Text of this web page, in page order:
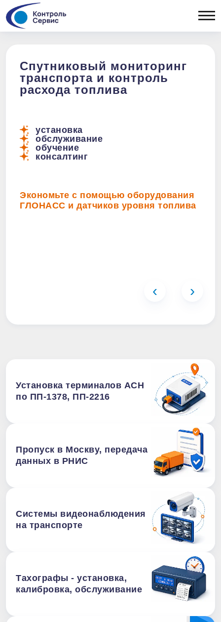
ОТРАСЛЕВЫЕ РЕШЕНИЯ
Сельхозтехника
коммерческий
транспорт
Рефрижераторы
Тепловозы
Вывоз ТБО
контроллеры
Датчики уровня
топлива
Спутниковый мониторинг
транспорта и контроль
расхода топлива
установка
обслуживание
обучение
консалтинг
Экономьте с помощью оборудования
ГЛОНАСС и датчиков уровня топлива
‹ ›
Установка терминалов АСН
по ПП-1378, ПП-2216
Пропуск в Москву, передача
данных в РНИС
Системы видеонаблюдения
на транспорте
Тахографы - установка,
калибровка, обслуживание